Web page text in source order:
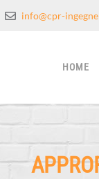
info@cpr-
HOME